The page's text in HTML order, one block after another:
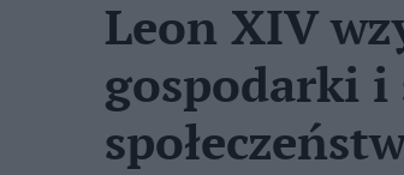
Leon XIV
gospodarki i